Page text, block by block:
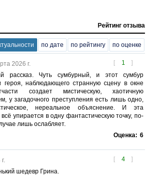
Рейтинг отзыва
по дате по рейтингу по оценке
[ 1 ]
2026 г.
рассказ. Чуть сумбурный, и этот сумбур
героя, наблюдающего странную сцену в окне
создает мистическую, хаотичную
у загадочного преступления есть лишь одно,
нереальное объяснение. И эта
упирается в одну фантастическую точку, по-
лишь ослабляет.
Оценка: 6
[ 4 ]
шедевр Грина.